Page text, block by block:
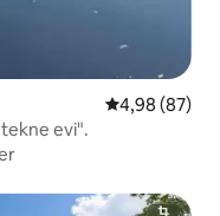
5 üzerinden
4,98 (87)
evi".